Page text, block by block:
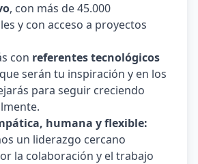
, con más de 45.000
y con acceso a proyectos
con referentes tecnológicos
que serán tu inspiración y en los
para seguir creciendo
humana y flexible:
un liderazgo cercano
la colaboración y el trabajo